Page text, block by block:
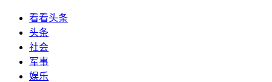
看看头条
头条
社会
军事
娱乐